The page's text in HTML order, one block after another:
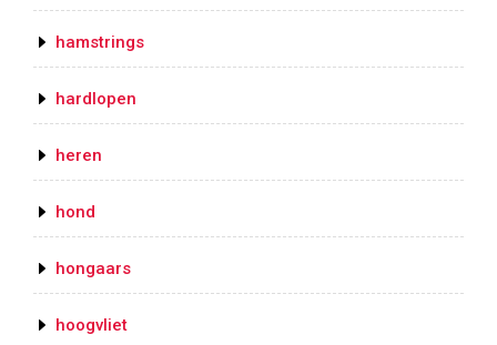
hamstrings
hardlopen
heren
hond
hongaars
hoogvliet